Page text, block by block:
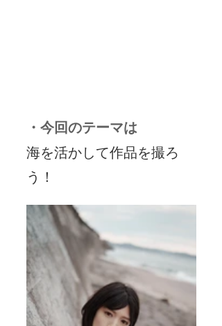
・今回のテーマは
海を活かして作品を撮ろ
う！